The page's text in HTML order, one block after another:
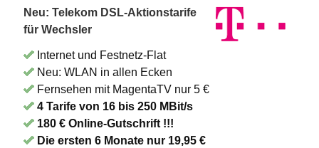
Neu: Telekom DSL-Aktionstarife
für Wechsler
Internet und Festnetz-Flat
Neu: WLAN in allen Ecken
Fernsehen mit MagentaTV nur 5 €
4 Tarife von 16 bis 250 MBit/s
180 € Online-Gutschrift !!!
Die ersten 6 Monate nur 19,95 €